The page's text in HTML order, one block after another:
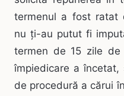
termenul a fost ratat
nu ți-au putut fi
termen de 15 zile
împiedicare a
de procedură a cărui